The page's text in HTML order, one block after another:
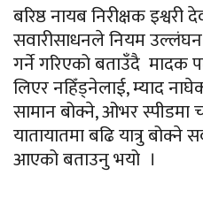
बरिष्ठनायबनिरीक्षकइश्वरी
सवारीसाधनले नियमउल्लंघन
गर्ने गरिएको बताउँदै मादक
लिएरनहिँड्नेलाई,म्याद नाघे
सामान बोक्ने, ओभरस्पीडमा
यातायातमा बढि यात्रु बोक्ने
आएको बताउनु भयो ।